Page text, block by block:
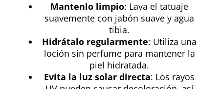
Mantenlo limpio: Lava el tatuaje
suavemente con jabón suave y agua
tibia.
Hidrátalo regularmente: Utiliza una
loción sin perfume para mantener la
piel hidratada.
Evita la luz solar directa: Los rayos